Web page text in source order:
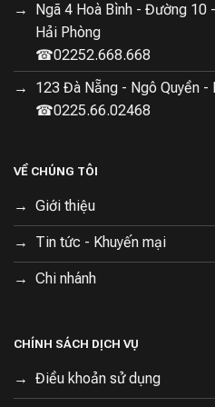
Hoạt động êm ái:Với độ ồn
nhẹ nhàng, không làm ảnh
không gian yên tĩnh của gia
trong một ngày cùng công
Ngã 4 Hoà Bình - Đường
Hải Phòng
☎02252.668.668
123 Đà Nẵng - Ngô Quyền -
☎0225.66.02468
VỀ CHÚNG TÔI
Giới thiệu
Tin tức - Khuyến mại
Chi nhánh
CHÍNH SÁCH DỊCH VỤ
Điều khoản sử dụng